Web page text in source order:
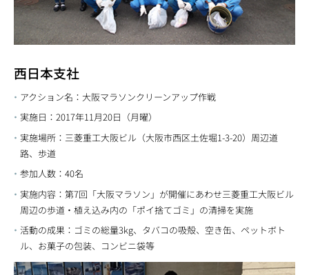
西日本支社
アクション名：大阪マラソンクリーンアップ作戦
実施日：2017年11月20日（月曜）
実施場所：三菱重工大阪ビル（大阪市西区土佐堀1-3-20）周辺道
路、歩道
参加人数：40名
実施内容：第7回「大阪マラソン」が開催にあわせ三菱重工大阪ビル
周辺の歩道・植え込み内の「ポイ捨てゴミ」の清掃を実施
活動の成果：ゴミの総量3kg、タバコの吸殻、空き缶、ペットボト
ル、お菓子の包装、コンビニ袋等